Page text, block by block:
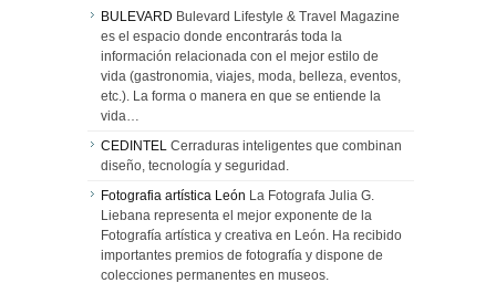
BULEVARD Bulevard Lifestyle & Travel Magazine
es el espacio donde encontrarás toda la
información relacionada con el mejor estilo de
vida (gastronomia, viajes, moda, belleza, eventos,
etc.). La forma o manera en que se entiende la
vida…
CEDINTEL Cerraduras inteligentes que combinan
diseño, tecnología y seguridad.
Fotografia artística León La Fotografa Julia G.
Liebana representa el mejor exponente de la
Fotografía artística y creativa en León. Ha recibido
importantes premios de fotografía y dispone de
colecciones permanentes en museos.